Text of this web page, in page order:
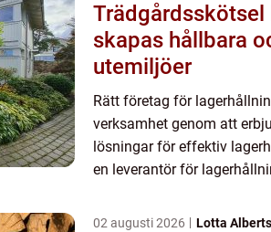
Trädgårdsskötsel
skapas hållbara
utemiljöer
Rätt företag för
verksamhet genom att
lösningar för effektiv
en leverantör för
02 augusti 2026 Lotta